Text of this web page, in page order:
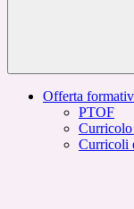
Offerta
PTOF
Curricoli